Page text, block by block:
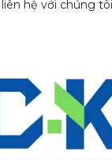
hệ với chúng